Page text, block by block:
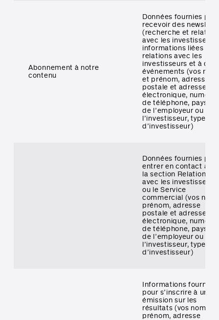
Abonnement à notre
contenu
Données fournies
recevoir des
(recherche et
avec les
informations liées aux
relations avec les
investisseurs et à des
événements (vos nom
et prénom, adresse
postale et adresse
électronique, numéro
de téléphone, pays,
de l’employeur ou de
l’investisseur, type
d’investisseur)
Données fournies
entrer en contact
la section Relations
avec les investisseurs
ou le Service
commercial (vos nom
prénom, adresse
postale et adresse
électronique, numéro
de téléphone, pays,
de l’employeur ou de
l’investisseur, type
d’investisseur)
Informations fournies
pour s’inscrire à une
émission sur les
résultats (vos nom et
prénom, adresse